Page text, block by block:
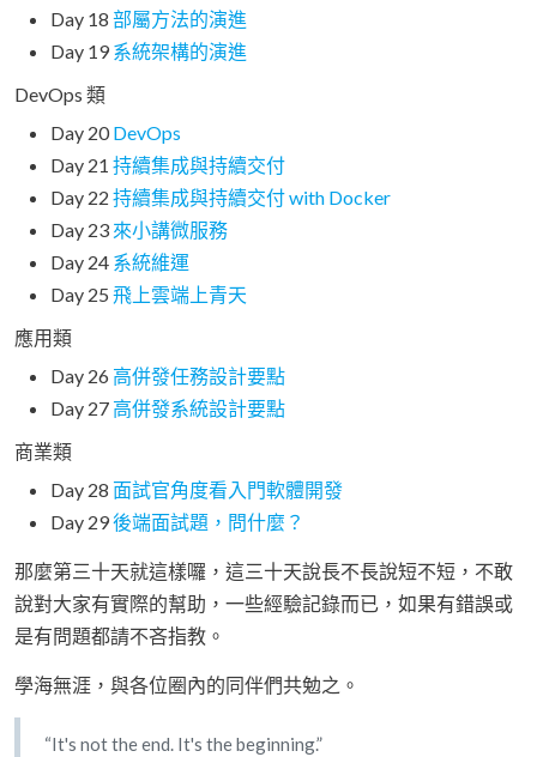
Day 18 部屬方法的演進
Day 19 系統架構的演進
DevOps 類
Day 20DevOps
Day 21 持續集成與持續交付
Day 22 持續集成與持續交付 with Docker
Day 23 來小講微服務
Day 24 系統維運
Day 25 飛上雲端上青天
應用類
Day 26 高併發任務設計要點
Day 27 高併發系統設計要點
商業類
Day 28 面試官角度看入門軟體開發
Day 29後端面試題，問什麼？
那麼第三十天就這樣囉，這三十天說長不長說短不短，不敢
說對大家有實際的幫助，一些經驗記錄而已，如果有錯誤或
是有問題都請不吝指教。
學海無涯，與各位圈內的同伴們共勉之。
“It's not the end. It's the beginning.”